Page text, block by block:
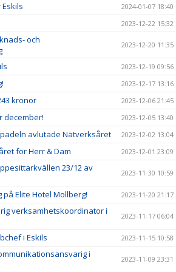
2024-01-07 18:40
2023-12-22 15:32
och
2023-12-20 11:35
2023-12-19 09:56
2023-12-17 13:16
kronor 2023-12-06 21:45
december! 2023-12-05 13:40
avlutade Nätverksåret 2023-12-02 13:04
för Herr & Dam 2023-12-01 23:09
23/12 av
2023-11-30 10:59
Elite Hotel Mollberg! 2023-11-20 21:17
verksamhetskoordinator i
2023-11-17 06:04
i Eskils 2023-11-15 10:58
i
2023-11-09 23:31